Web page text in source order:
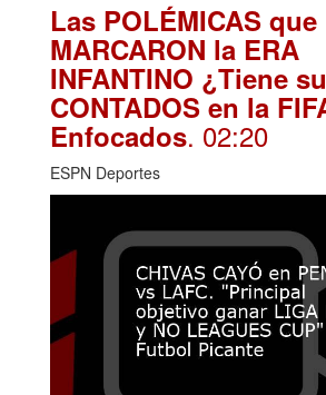
Las POLÉMICAS que
MARCARON la ERA
INFANTINO ¿Tiene
CONTADOS en la
Enfocados. 02:20
ESPN Deportes